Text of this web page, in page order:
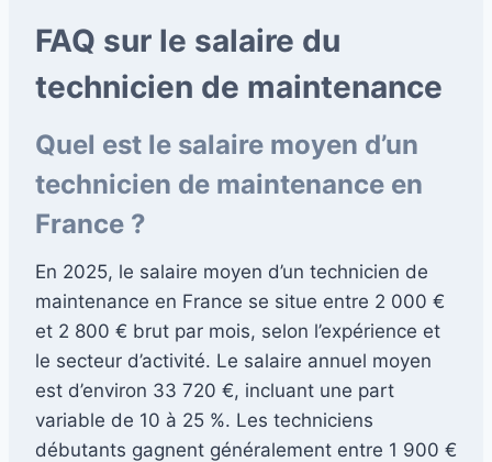
FAQ sur le salaire du
technicien de maintenance
Quel est le salaire moyen d’un
technicien de maintenance en
France ?
En 2025, le salaire moyen d’un technicien de
maintenance en France se situe entre 2 000 €
et 2 800 € brut par mois, selon l’expérience et
le secteur d’activité. Le salaire annuel moyen
est d’environ 33 720 €, incluant une part
variable de 10 à 25 %. Les techniciens
débutants gagnent généralement entre 1 900 €